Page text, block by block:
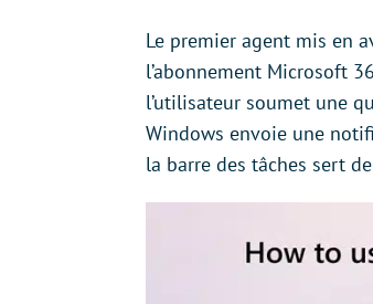
Le premier agent mis en
l’abonnement Microsoft
l’utilisateur soumet une
Windows envoie une
la barre des tâches sert